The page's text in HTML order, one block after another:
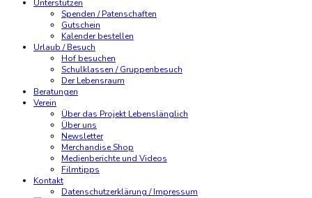
Unterstützen
Spenden / Patenschaften
Gutschein
Kalender bestellen
Urlaub / Besuch
Hof besuchen
Schulklassen / Gruppenbesuch
Der Lebensraum
Beratungen
Verein
Über das Projekt Lebenslänglich
Über uns
Newsletter
Merchandise Shop
Medienberichte und Videos
Filmtipps
Kontakt
Datenschutzerklärung / Impressum